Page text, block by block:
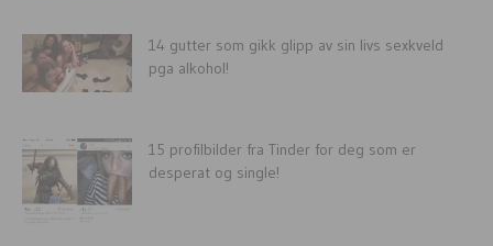
14 gutter som gikk glipp av sin livs sexkveld
pga alkohol!
15 profilbilder fra Tinder for deg som er
desperat og single!